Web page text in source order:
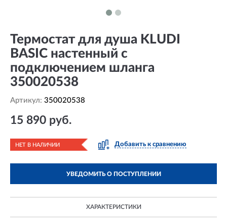
Термостат для душа KLUDI
BASIC настенный с
подключением шланга
350020538
Артикул: 350020538
15 890 руб.
НЕТ В НАЛИЧИИ Добавить к сравнению
УВЕДОМИТЬ О ПОСТУПЛЕНИИ
ХАРАКТЕРИСТИКИ